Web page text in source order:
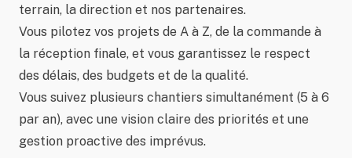
terrain, la direction et nos partenaires.
Vous pilotez vos projets de A à Z, de la commande à
la réception finale, et vous garantissez le respect
des délais, des budgets et de la qualité.
Vous suivez plusieurs chantiers simultanément (5 à 6
par an), avec une vision claire des priorités et une
gestion proactive des imprévus.